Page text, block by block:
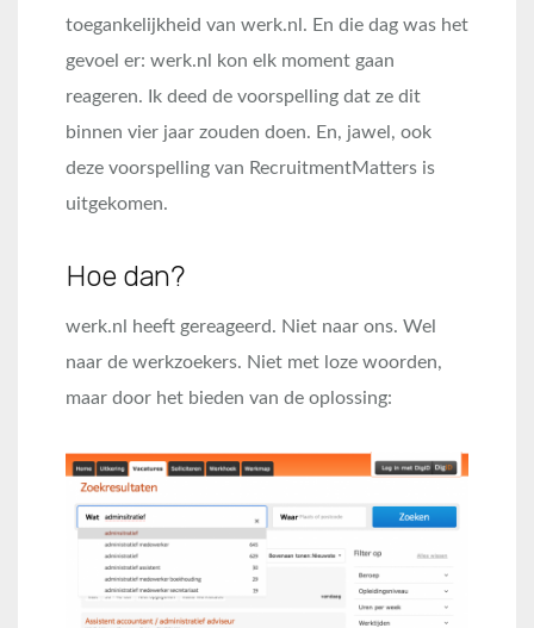
toegankelijkheid van werk.nl. En die dag was het
gevoel er: werk.nl kon elk moment gaan
reageren. Ik deed de voorspelling dat ze dit
binnen vier jaar zouden doen. En, jawel, ook
deze voorspelling van RecruitmentMatters is
uitgekomen.
Hoe dan?
werk.nl heeft gereageerd. Niet naar ons. Wel
naar de werkzoekers. Niet met loze woorden,
maar door het bieden van de oplossing: